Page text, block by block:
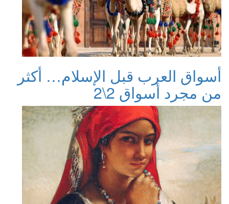
أسواق العرب قبل الإسلام… أكثر
من مجرد أسواق 2\2